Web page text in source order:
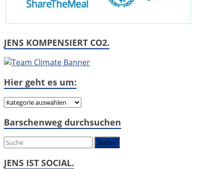
JENS KOMPENSIERT CO2.
Hier geht es um:
Hier
es
Barschenweg durchsuchen
JENS IST SOCIAL.